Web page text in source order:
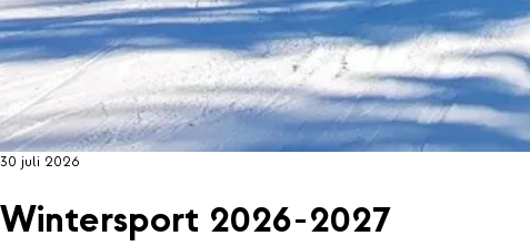
30 juli 2026
Wintersport 2026-2027